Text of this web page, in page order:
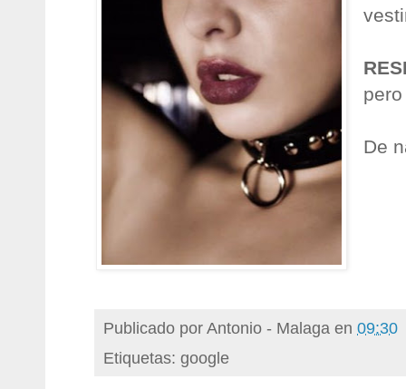
De
Publicado porAntonio - Malaga en 09:30
Etiquetas: google